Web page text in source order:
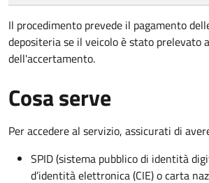
Il procedimento prevede il pagamento
depositeria se il veicolo è stato prelevato
dell'accertamento.
Cosa serve
Per accedere al servizio, assicurati di
SPID (sistema pubblico di identità
d’identità elettronica (CIE) o carta